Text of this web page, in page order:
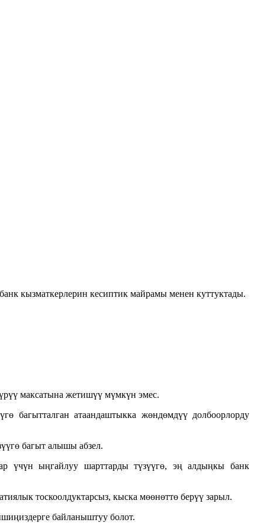
кызматкерлерин кесиптик майрамы менен куттуктады.
максатына жетишүү мүмкүн эмес.
багытталган атаандаштыкка жөндөмдүү долбоорлорду
багыт алышы абзел.
үчүн ыңгайлуу шарттарды түзүүгө, эң алдыңкы банк
тоскоолдуктарсыз, кыска мөөнөттө берүү зарыл.
байланыштуу болот.